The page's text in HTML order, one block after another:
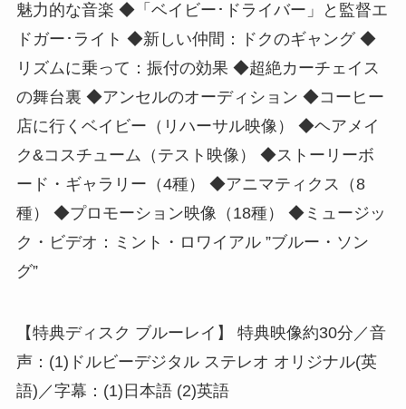
魅力的な音楽 ◆「ベイビー･ドライバー」と監督エ
ドガー･ライト ◆新しい仲間：ドクのギャング ◆
リズムに乗って：振付の効果 ◆超絶カーチェイス
の舞台裏 ◆アンセルのオーディション ◆コーヒー
店に行くベイビー（リハーサル映像） ◆ヘアメイ
ク&コスチューム（テスト映像） ◆ストーリーボ
ード・ギャラリー（4種） ◆アニマティクス（8
種） ◆プロモーション映像（18種） ◆ミュージッ
ク・ビデオ：ミント・ロワイアル ”ブルー・ソン
グ”
【特典ディスク ブルーレイ】 特典映像約30分／音
声：(1)ドルビーデジタル ステレオ オリジナル(英
語)／字幕：(1)日本語 (2)英語